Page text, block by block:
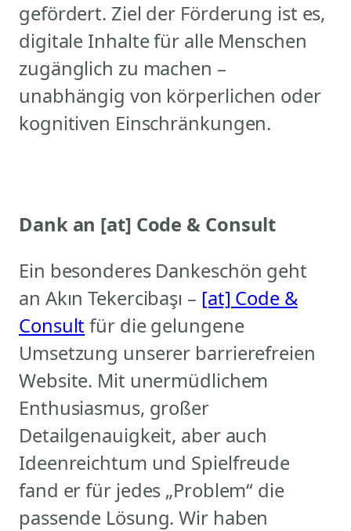
gefördert. Ziel der Förderung ist es,
digitale Inhalte für alle Menschen
zugänglich zu machen –
unabhängig von körperlichen oder
kognitiven Einschränkungen.
Dank an [at] Code & Consult
Ein besonderes Dankeschön geht
an Akın Tekercibaşı – [at] Code &
Consult für die gelungene
Umsetzung unserer barrierefreien
Website. Mit unermüdlichem
Enthusiasmus, großer
Detailgenauigkeit, aber auch
Ideenreichtum und Spielfreude
fand er für jedes „Problem“ die
passende Lösung. Wir haben